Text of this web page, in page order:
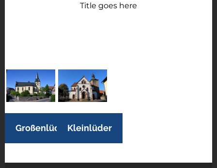
Title goes here
GroßenlüderKleinlüder